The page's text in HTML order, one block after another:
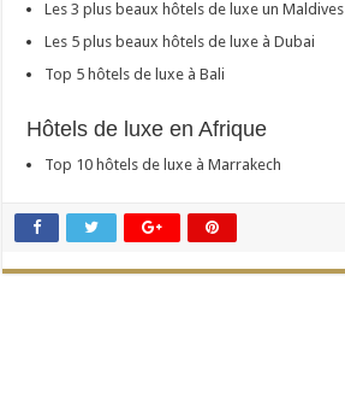
Les 3 plus beaux hôtels de luxe un Maldives
Les 5 plus beaux hôtels de luxe à Dubai
Top 5 hôtels de luxe à Bali
Hôtels de luxe en Afrique
Top 10 hôtels de luxe à Marrakech